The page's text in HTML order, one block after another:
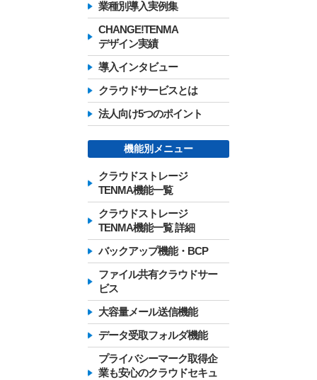
業種別導入実例集
CHANGE!TENMA
デザイン実績
導入インタビュー
クラウドサービスとは
法人向け5つのポイント
機能別メニュー
クラウドストレージ
TENMA機能一覧
クラウドストレージ
TENMA機能一覧 詳細
バックアップ機能・BCP
ファイル共有クラウドサー
ビス
大容量メール送信機能
データ受取フォルダ機能
プライバシーマーク取得企
業も安心のクラウドセキュ